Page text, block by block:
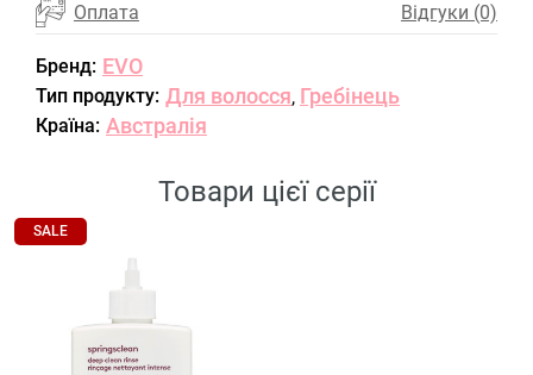
Оплата
Відгуки (0)
Бренд: EVO
Тип продукту: Для волосся, Гребінець
Країна: Австралія
Товари цієї серії
SALE